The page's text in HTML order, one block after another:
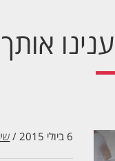
אותך
6 ביולי 2015 /